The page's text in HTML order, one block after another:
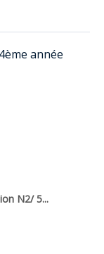
année
N2/ 5...